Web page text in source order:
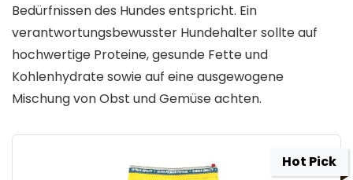
Bedürfnissen des Hundes entspricht. Ein
verantwortungsbewusster Hundehalter sollte auf
hochwertige Proteine, gesunde Fette und
Kohlenhydrate sowie auf eine ausgewogene
Mischung von Obst und Gemüse achten.
Hot Pick